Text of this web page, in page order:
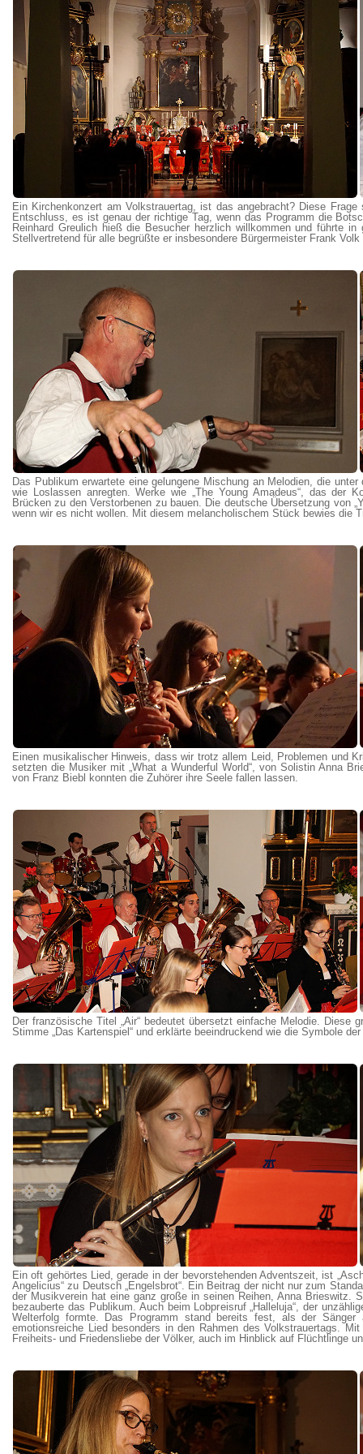
Ein Kirchenkonzert am Volkstrauertag, ist das angebracht? Diese
Entschluss, es ist genau der richtige Tag, wenn das Programm die
Reinhard Greulich hieß die Besucher herzlich willkommen und führte
Stellvertretend für alle begrüßte er insbesondere Bürgermeister Frank
Das Publikum erwartete eine gelungene Mischung an Melodien, die
wie Loslassen anregten. Werke wie „The Young Amadeus“, das der
Brücken zu den Verstorbenen zu bauen. Die deutsche Übersetzung von
wenn wir es nicht wollen. Mit diesem melancholischem Stück bewies die
Einen musikalischer Hinweis, dass wir trotz allem Leid, Problemen und
setzten die Musiker mit „What a Wunderful World“, von Solistin Anna
von Franz Biebl konnten die Zuhörer ihre Seele fallen lassen.
Der französische Titel „Air“ bedeutet übersetzt einfache Melodie.
Stimme „Das Kartenspiel“ und erklärte beeindruckend wie die Symbole
Ein oft gehörtes Lied, gerade in der bevorstehenden Adventszeit, ist
Angelicius“ zu Deutsch „Engelsbrot“. Ein Beitrag der nicht nur zum
der Musikverein hat eine ganz große in seinen Reihen, Anna Brieswitz.
bezauberte das Publikum. Auch beim Lobpreisruf „Halleluja“, der
Welterfolg formte. Das Programm stand bereits fest, als der
emotionsreiche Lied besonders in den Rahmen des Volkstrauertags.
Freiheits- und Friedensliebe der Völker, auch im Hinblick auf Flüchtlinge